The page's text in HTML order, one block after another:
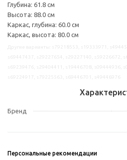
Глубина: 61.8 см
Высота: 88.0 см
Каркас, глубина: 60.0 см
Каркас, высота: 80.0 см
Бренд
Персональные рекомендации